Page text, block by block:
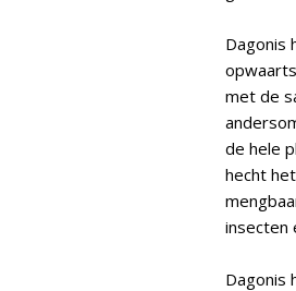
Dagonis
met de
de hele
hecht
insecten
Dagonis